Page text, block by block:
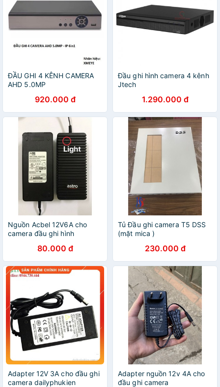
ĐẦU GHI 4 KÊNH CAMERA
AHD 5.0MP
920.000 đ
Đầu ghi hình camera 4 kênh
Jtech
1.290.000 đ
Nguồn Acbel 12V6A cho
camera đầu ghi hình
80.000 đ
Tủ Đầu ghi camera T5 DSS
(mặt mica )
230.000 đ
Adapter 12V 3A cho đầu ghi
camera dailyphukien
Adapter nguồn 12v 4A cho
đầu ghi camera